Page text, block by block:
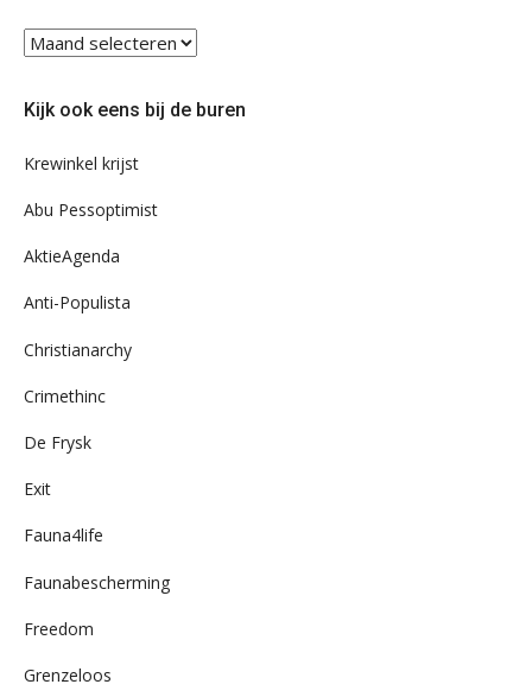
Blader
eens
ons
Kijk ook eens bij de buren
Krewinkel krijst
Abu Pessoptimist
AktieAgenda
Anti-Populista
Christianarchy
Crimethinc
De Frysk
Exit
Fauna4life
Faunabescherming
Freedom
Grenzeloos